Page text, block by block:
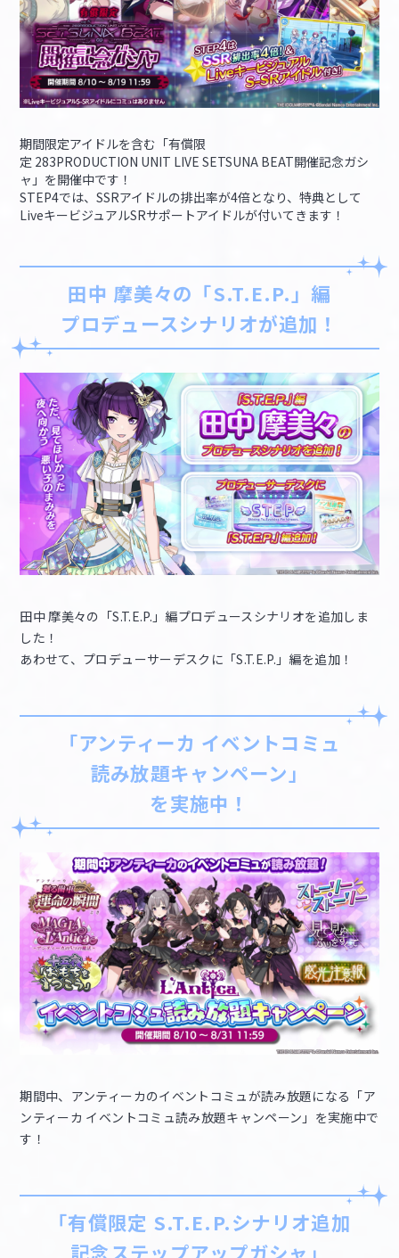
期間限定アイドルを含む「有償限
定 283PRODUCTION UNIT LIVE SETSUNA BEAT開催記念ガシ
ャ」を開催中です！
STEP4では、SSRアイドルの排出率が4倍となり、特典として
LiveキービジュアルSRサポートアイドルが付いてきます！
田中 摩美々の「S.T.E.P.」編
プロデュースシナリオが追加！
田中 摩美々の「S.T.E.P.」編プロデュースシナリオを追加しま
した！
あわせて、プロデューサーデスクに「S.T.E.P.」編を追加！
「アンティーカ イベントコミュ
読み放題キャンペーン」
を実施中！
期間中、アンティーカのイベントコミュが読み放題になる「ア
ンティーカ イベントコミュ読み放題キャンペーン」を実施中で
す！
「有償限定 S.T.E.P.シナリオ追加
記念ステップアップガシャ」